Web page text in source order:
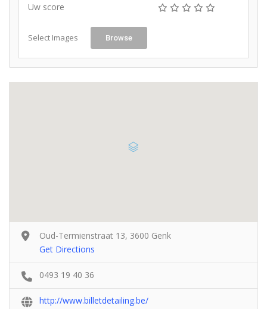
Uw score
Select Images Browse
Oud-Termienstraat 13, 3600 Genk
Get Directions
0493 19 40 36
http://www.billetdetailing.be/